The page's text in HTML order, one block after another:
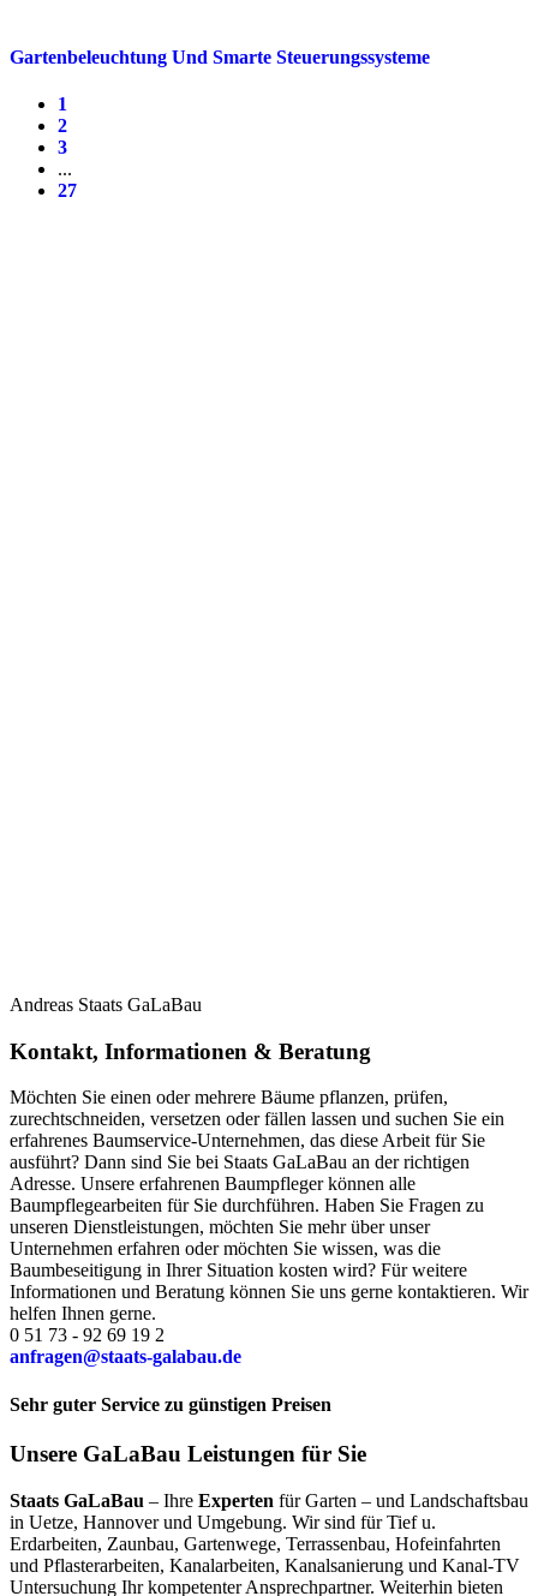
Gartenbeleuchtung Und Smarte Steuerungssysteme
1
2
3
...
27
Andreas Staats GaLaBau
Kontakt, Informationen & Beratung
Möchten Sie einen oder mehrere Bäume pflanzen, prüfen,
zurechtschneiden, versetzen oder fällen lassen und suchen Sie ein
erfahrenes Baumservice-Unternehmen, das diese Arbeit für Sie
ausführt? Dann sind Sie bei Staats GaLaBau an der richtigen
Adresse. Unsere erfahrenen Baumpfleger können alle
Baumpflegearbeiten für Sie durchführen. Haben Sie Fragen zu
unseren Dienstleistungen, möchten Sie mehr über unser
Unternehmen erfahren oder möchten Sie wissen, was die
Baumbeseitigung in Ihrer Situation kosten wird? Für weitere
Informationen und Beratung können Sie uns gerne kontaktieren. Wir
helfen Ihnen gerne.
0 51 73 - 92 69 19 2
anfragen@staats-galabau.de
Sehr guter Service zu günstigen Preisen
Unsere GaLaBau Leistungen für Sie
Staats GaLaBau – Ihre Experten für Garten – und Landschaftsbau
in Uetze, Hannover und Umgebung. Wir sind für Tief u.
Erdarbeiten, Zaunbau, Gartenwege, Terrassenbau, Hofeinfahrten
und Pflasterarbeiten, Kanalarbeiten, Kanalsanierung und Kanal-TV
Untersuchung Ihr kompetenter Ansprechpartner. Weiterhin bieten